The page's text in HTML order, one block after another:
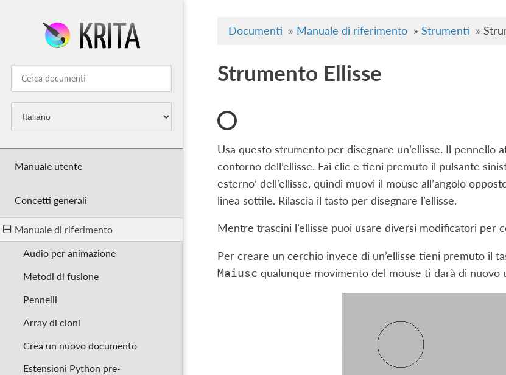
Manuale utente
Concetti generali
Manuale di riferimento
Audio per animazione
Metodi di fusione
Pennelli
Array di cloni
Crea un nuovo documento
Estensioni Python pre-
Documenti » Manuale di riferimento » Strumenti »
Strumento Ellisse
Usa questo strumento per disegnare un’ellisse. Il
contorno dell’ellisse. Fai clic e tieni premuto il pulsante
esterno’ dell’ellisse, quindi muovi il mouse all’angolo
linea sottile. Rilascia il tasto per disegnare l’ellisse.
Mentre trascini l’ellisse puoi usare diversi modificatori per
Per creare un cerchio invece di un’ellisse tieni premuto il
Maiusc qualunque movimento del mouse ti darà di nuovo